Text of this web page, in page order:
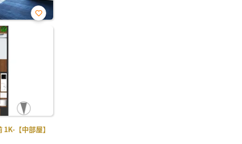
【中部屋】
お気